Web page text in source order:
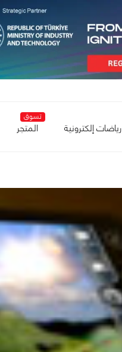
رياضات إلكترونية
تسوق
المتجر